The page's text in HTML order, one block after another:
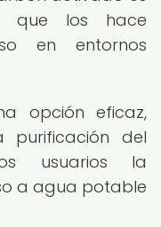
que los hace
en entornos
opción eficaz,
del
usuarios la
a agua potable